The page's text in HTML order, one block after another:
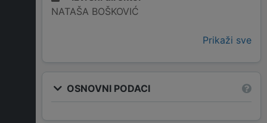
NATAŠA BOŠKOVIĆ
Prikaži sve
OSNOVNI PODACI